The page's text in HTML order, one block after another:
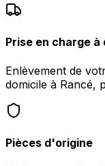
Prise en charge
Enlèvement de
domicile à Rancé,
Pièces d'origine